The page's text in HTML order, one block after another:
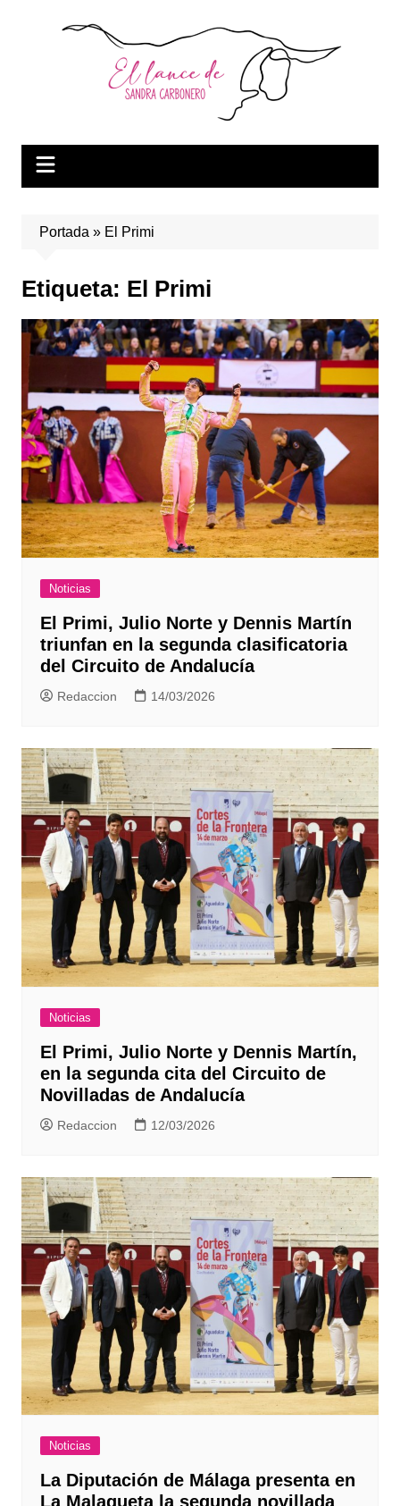
Portada » El Primi
Etiqueta: El Primi
Noticias
El Primi, Julio Norte y Dennis Martín
triunfan en la segunda clasificatoria
del Circuito de Andalucía
Redaccion 14/03/2026
Noticias
El Primi, Julio Norte y Dennis Martín,
en la segunda cita del Circuito de
Novilladas de Andalucía
Redaccion 12/03/2026
Noticias
La Diputación de Málaga presenta en
La Malagueta la segunda novillada